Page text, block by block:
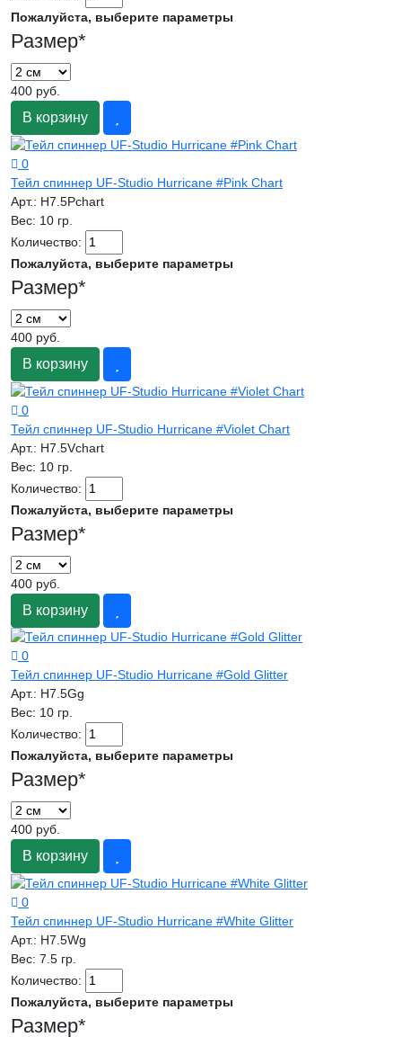
Пожалуйста, выберите параметры
Размер*
400 руб.
В корзину
0
Тейл спиннер UF-Studio Hurricane #Pink Chart
Арт.: H7.5Pchart
Вес: 10 гр.
Количество:
Пожалуйста, выберите параметры
Размер*
400 руб.
В корзину
0
Тейл спиннер UF-Studio Hurricane #Violet Chart
Арт.: H7.5Vchart
Вес: 10 гр.
Количество:
Пожалуйста, выберите параметры
Размер*
400 руб.
В корзину
0
Тейл спиннер UF-Studio Hurricane #Gold Glitter
Арт.: H7.5Gg
Вес: 10 гр.
Количество:
Пожалуйста, выберите параметры
Размер*
400 руб.
В корзину
0
Тейл спиннер UF-Studio Hurricane #White Glitter
Арт.: H7.5Wg
Вес: 7.5 гр.
Количество:
Пожалуйста, выберите параметры
Размер*